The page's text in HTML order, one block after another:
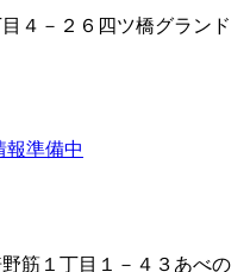
４－２６四ツ橋グランド
報準備中
筋１丁目１－４３あべの